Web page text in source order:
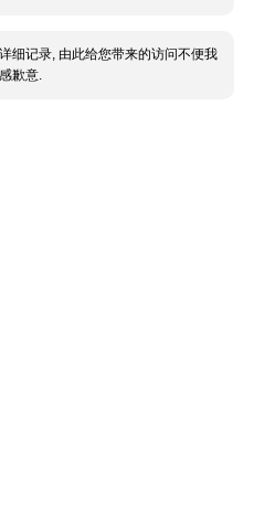
细记录, 由此给您带来的访问不便我
歉意.